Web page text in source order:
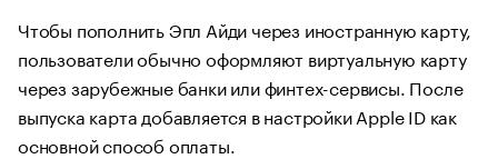
Чтобы пополнить Эпл Айди через иностранную карту,
пользователи обычно оформляют виртуальную карту
через зарубежные банки или финтех-сервисы. После
выпуска карта добавляется в настройки Apple ID как
основной способ оплаты.